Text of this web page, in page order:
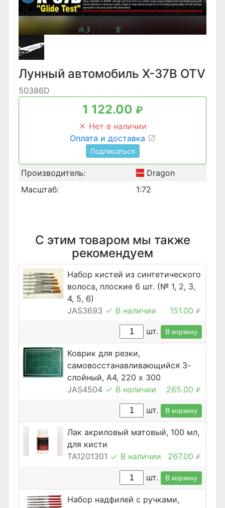
Лунный автомобиль X-37B OTV
50386D
1 122.00 ₽
Нет в наличии
Оплата и доставка
Подписаться
Производитель:
Dragon
Масштаб:
1:72
С этим товаром мы также
рекомендуем
Набор кистей из синтетического
волоса, плоские 6 шт. (№ 1, 2, 3,
4, 5, 6)
JAS3693
В наличии 151.00 ₽
шт. В корзину
Коврик для резки,
самовосстанавливающийся 3-
слойный, А4, 220 х 300
JAS4504
В наличии 265.00 ₽
шт. В корзину
Лак акриловый матовый, 100 мл,
для кисти
TA1201301
В наличии 267.00 ₽
шт. В корзину
Набор надфилей с ручками,